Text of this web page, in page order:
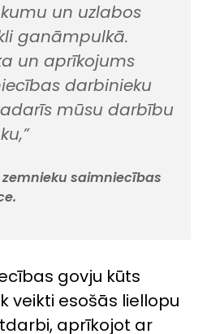
un uzlabos
ganāmpulkā.
un aprīkojums
darbinieku
mūsu darbību
saimniecības
govju kūts
veikti esošās liellopu
aprīkojot ar